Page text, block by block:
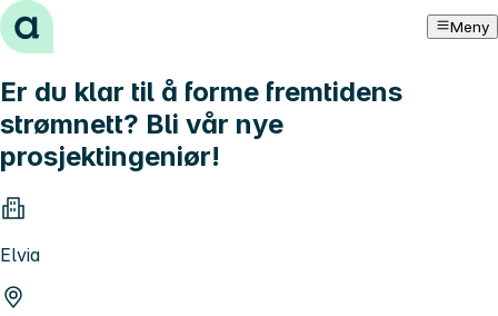
Hopp til innhold Meny
Er du klar til å forme fremtidens
strømnett? Bli vår nye
prosjektingeniør!
Elvia